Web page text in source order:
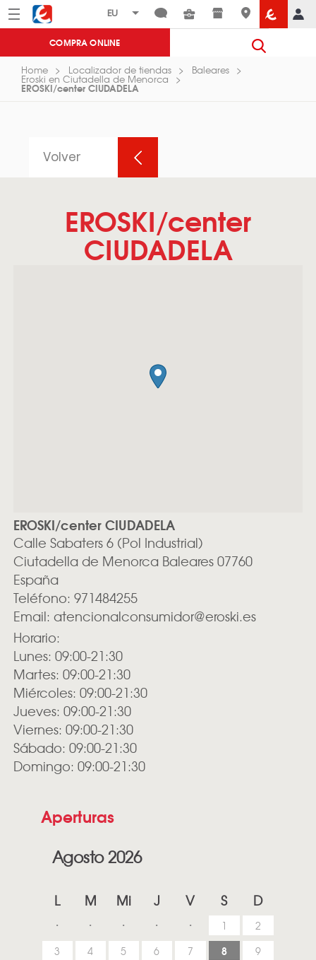
Menú Eroski
COMPRA ONLINE
Home Localizador de tiendas Baleares
Eroski en Ciutadella de Menorca
EROSKI/center CIUDADELA
Volver
EROSKI/center
CIUDADELA
EROSKI/center CIUDADELA
Calle Sabaters 6 (Pol Industrial)
Ciutadella de Menorca Baleares07760
España
Teléfono: 971484255
Email: atencionalconsumidor@eroski.es
Horario:
Lunes: 09:00-21:30
Martes: 09:00-21:30
Miércoles: 09:00-21:30
Jueves: 09:00-21:30
Viernes: 09:00-21:30
Sábado: 09:00-21:30
Domingo: 09:00-21:30
Aperturas
Agosto 2026
L M Mi J V S D
1
2
3
4 5 6 7 8
9